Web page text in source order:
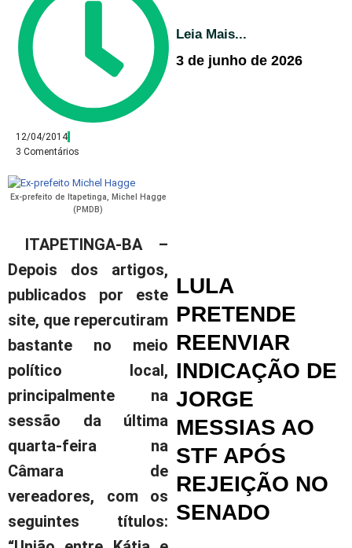
12/04/2014
3 Comentários
Ex-prefeito de Itapetinga, Michel Hagge
(PMDB)
ITAPETINGA-BA –
Depois dos artigos,
publicados por este
site, que repercutiram
bastante no meio
político local,
principalmente na
sessão da última
quarta-feira na
Câmara de
vereadores, com os
seguintes títulos:
Leia Mais...
3 de junho de 2026
LULA
PRETENDE
REENVIAR
INDICAÇÃO DE
JORGE
MESSIAS AO
STF APÓS
REJEIÇÃO NO
SENADO